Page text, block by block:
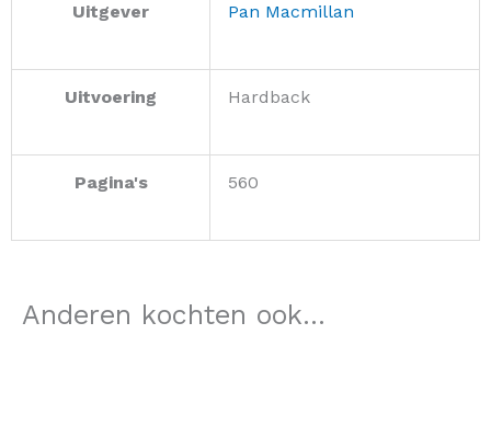
Uitgever Pan Macmillan
Uitvoering Hardback
Pagina's 560
Anderen kochten ook...